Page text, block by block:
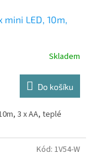
LED, 10m,
Skladem
Do košíku
3 x AA, teplé
Kód: 1V54-W